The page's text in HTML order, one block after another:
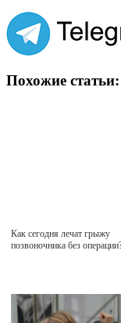
Похожие статьи:
Как сегодня лечат грыжу
позвоночника без